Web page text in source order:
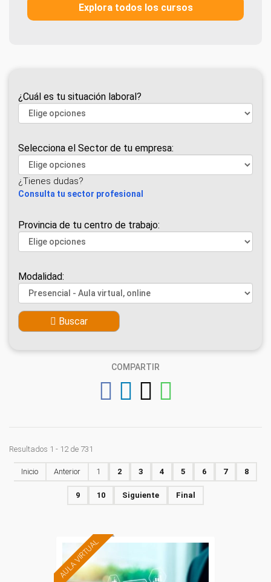
Explora todos los cursos
¿Cuál es tu situación laboral?
Selecciona el Sector de tu empresa:
¿Tienes dudas?
Consulta tu sector profesional
Provincia de tu centro de trabajo:
Modalidad:
Buscar
COMPARTIR
Resultados 1 - 12 de 731
Inicio Anterior 1 2 3 4 5 6 7 8
9 10 Siguiente Final
AULA VIRTUAL